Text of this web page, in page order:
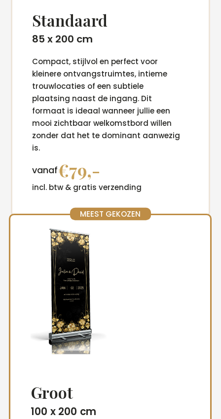
Standaard
85 x 200 cm
Compact, stijlvol en perfect voor
kleinere ontvangstruimtes, intieme
trouwlocaties of een subtiele
plaatsing naast de ingang. Dit
formaat is ideaal wanneer jullie een
mooi zichtbaar welkomstbord willen
zonder dat het te dominant aanwezig
is.
vanaf€79,-
incl. btw & gratis verzending
Groot
100 x 200 cm
MEEST GEKOZEN